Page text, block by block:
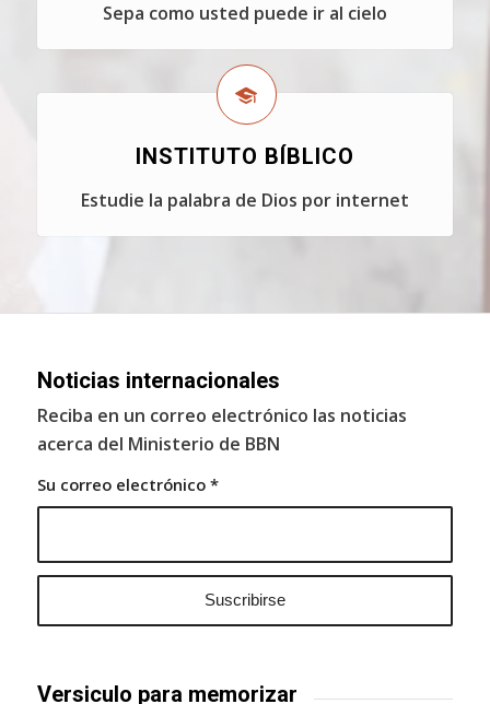
Sepa como usted puede ir al cielo
INSTITUTO BÍBLICO
Estudie la palabra de Dios por internet
Noticias internacionales
Reciba en un correo electrónico las noticias
acerca del Ministerio de BBN
Su correo electrónico *
Versiculo para memorizar